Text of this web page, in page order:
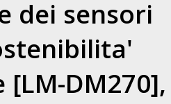
dei sensori
DM270],